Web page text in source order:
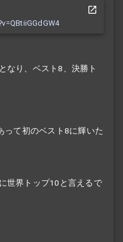
なり、ベスト8、決勝ト
って初のベスト8に輝いた
世界トップ10と言えるで